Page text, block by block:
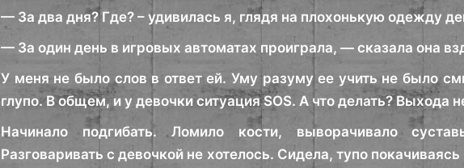
— За два дня? Где? – удивилась я, глядя на плохонькую одежду
— За один день в игровых автоматах проиграла, — сказала она
У меня не было слов в ответ ей. Уму разуму ее учить не было
глупо. В общем, и у девочки ситуация SOS. А что делать? Выхода
Начинало подгибать. Ломило кости, выворачивало
Разговаривать с девочкой не хотелось. Сидела, тупо